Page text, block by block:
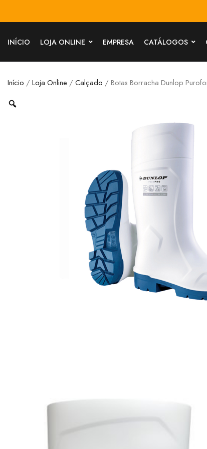
INÍCIO LOJA ONLINE EMPRESA CATÁLOGOS
Início / Loja Online / Calçado / Botas Borracha Dunlop